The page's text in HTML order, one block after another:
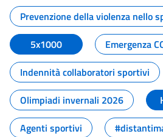
Tutti i contenuti
Prevenzione della violenza nello
5x1000
Emergenza
Indennità collaboratori sportivi
Olimpiadi invernali 2026
Agenti sportivi